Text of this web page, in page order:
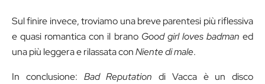
Sul finire invece, troviamo una breve parentesi più riflessiva
e quasi romantica con il brano Good girl loves badman ed
una più leggera e rilassata conNiente di male.
In conclusione: Bad Reputation di Vacca è un disco